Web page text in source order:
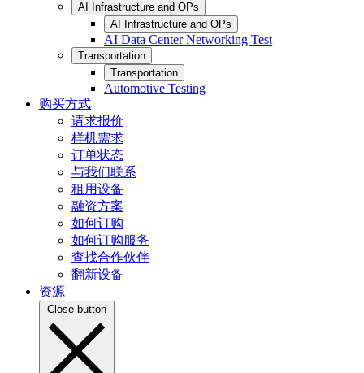
AI Infrastructure and OPs
AI Infrastructure and OPs
AI Data Center Networking Test
Transportation
Transportation
Automotive Testing
购买方式
请求报价
样机需求
订单状态
与我们联系
租用设备
融资方案
如何订购
如何订购服务
查找合作伙伴
翻新设备
资源
Close button